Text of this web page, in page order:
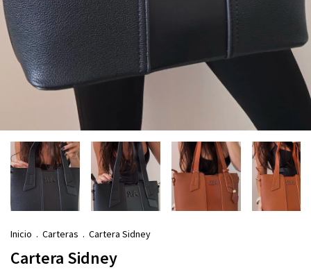
Inicio . Carteras . Cartera Sidney
Cartera Sidney